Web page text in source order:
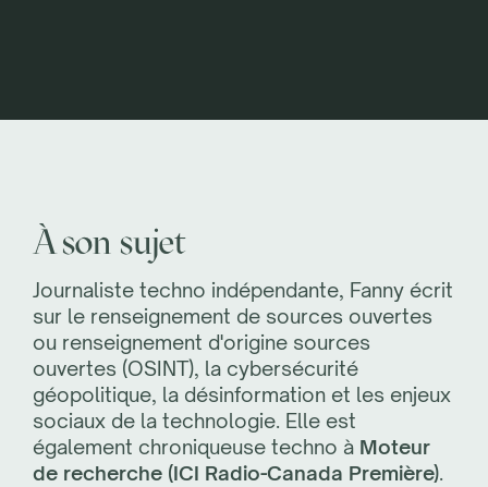
À son sujet
Journaliste techno indépendante, Fanny écrit
sur le renseignement de sources ouvertes
ou renseignement d'origine sources
ouvertes (OSINT), la cybersécurité
géopolitique, la désinformation et les enjeux
sociaux de la technologie. Elle est
également chroniqueuse techno à Moteur
de recherche (ICI Radio-Canada Première).